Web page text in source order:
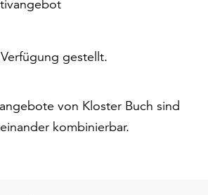
gestellt.
von Kloster Buch sind
kombinierbar.